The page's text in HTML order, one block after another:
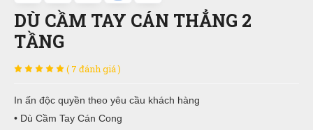
DÙ CẦM TAY CÁN THẲNG 2
TẦNG
( 7 đánh giá )
In ấn độc quyền theo yêu cầu khách hàng
• Dù Cầm Tay Cán Cong